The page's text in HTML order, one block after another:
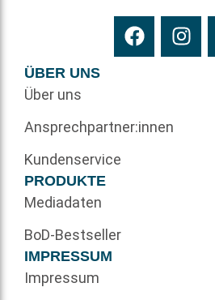
ÜBER UNS
Über uns
Ansprechpartner:innen
Kundenservice
PRODUKTE
Mediadaten
BoD-Bestseller
IMPRESSUM
Impressum